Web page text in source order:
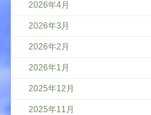
2026年4月
2026年3月
2026年2月
2026年1月
2025年12月
2025年11月